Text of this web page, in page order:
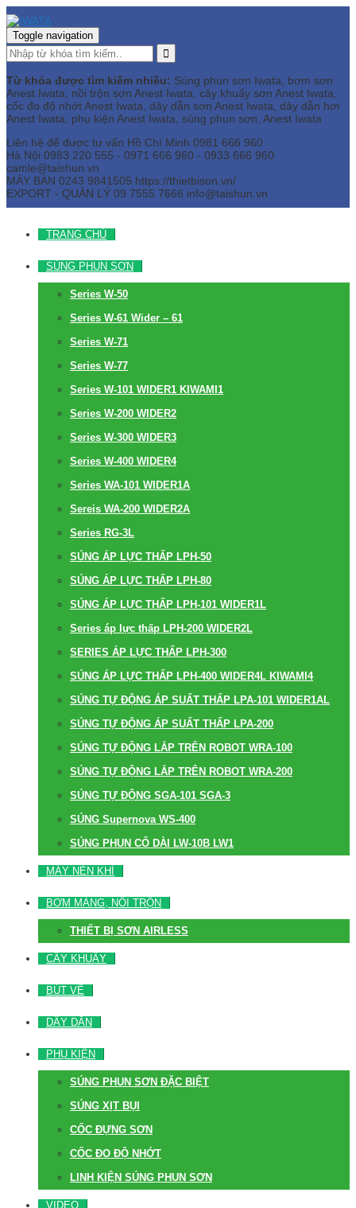
Toggle navigation
Từ khóa được tìm kiếm nhiều: Súng phun sơn Iwata, bơm sơn
Anest Iwata, nồi trộn sơn Anest Iwata, cây khuấy sơn Anest Iwata,
cốc đo độ nhớt Anest Iwata, dây dẫn sơn Anest Iwata, dây dẫn hơi
Anest Iwata, phụ kiện Anest Iwata, súng phun sơn, Anest Iwata
Liên hệ để được tư vấn Hồ Chí Minh 0981 666 960
Hà Nội 0983 220 555 - 0971 666 960 - 0933 666 960
camle@taishun.vn
MÁY BÀN 0243 9841505 https://thietbison.vn/
EXPORT - QUẢN LÝ 09 7555 7666 info@taishun.vn
TRANG CHỦ
SÚNG PHUN SƠN
Series W-50
Series W-61 Wider – 61
Series W-71
Series W-77
Series W-101 WIDER1 KIWAMI1
Series W-200 WIDER2
Series W-300 WIDER3
Series W-400 WIDER4
Series WA-101 WIDER1A
Sereis WA-200 WIDER2A
Series RG-3L
SÚNG ÁP LỰC THẤP LPH-50
SÚNG ÁP LỰC THẤP LPH-80
SÚNG ÁP LỰC THẤP LPH-101 WIDER1L
Series áp lực thấp LPH-200 WIDER2L
SERIES ÁP LỰC THẤP LPH-300
SÚNG ÁP LỰC THẤP LPH-400 WIDER4L KIWAMI4
SÚNG TỰ ĐỘNG ÁP SUẤT THẤP LPA-101 WIDER1AL
SÚNG TỰ ĐỘNG ÁP SUẤT THẤP LPA-200
SÚNG TỰ ĐỘNG LẮP TRÊN ROBOT WRA-100
SÚNG TỰ ĐỘNG LẮP TRÊN ROBOT WRA-200
SÚNG TỰ ĐỘNG SGA-101 SGA-3
SÚNG Supernova WS-400
SÚNG PHUN CỔ DÀI LW-10B LW1
MÁY NÉN KHÍ
BƠM MÀNG, NỒI TRỘN
THIẾT BỊ SƠN AIRLESS
CÂY KHUẤY
BÚT VẼ
DÂY DẪN
PHỤ KIỆN
SÚNG PHUN SƠN ĐẶC BIỆT
SÚNG XỊT BỤI
CỐC ĐỰNG SƠN
CỐC ĐO ĐỘ NHỚT
LINH KIỆN SÚNG PHUN SƠN
VIDEO